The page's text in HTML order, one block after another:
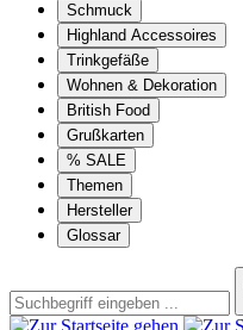
Schmuck
Highland Accessoires
Trinkgefäße
Wohnen & Dekoration
British Food
Grußkarten
% SALE
Themen
Hersteller
Glossar